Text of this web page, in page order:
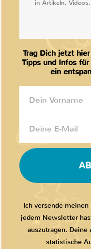
in Artikeln,
Trag Dich jetzt
Tipps und Infos
ein
Ich versende
jedem Newsletter
auszutragen. Deine
statistische